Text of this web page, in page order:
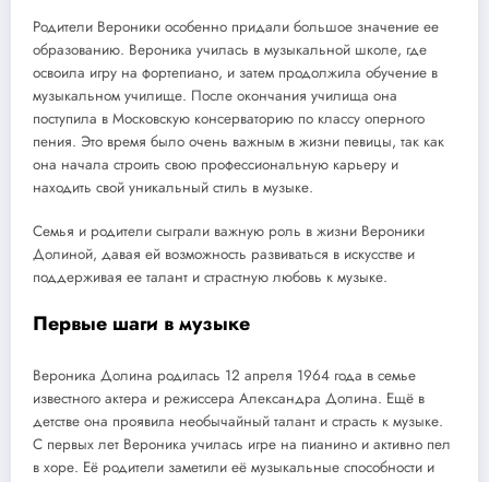
Родители Вероники особенно придали большое значение ее
образованию. Вероника училась в музыкальной школе, где
освоила игру на фортепиано, и затем продолжила обучение в
музыкальном училище. После окончания училища она
поступила в Московскую консерваторию по классу оперного
пения. Это время было очень важным в жизни певицы, так как
она начала строить свою профессиональную карьеру и
находить свой уникальный стиль в музыке.
Семья и родители сыграли важную роль в жизни Вероники
Долиной, давая ей возможность развиваться в искусстве и
поддерживая ее талант и страстную любовь к музыке.
Первые шаги в музыке
Вероника Долина родилась 12 апреля 1964 года в семье
известного актера и режиссера Александра Долина. Ещё в
детстве она проявила необычайный талант и страсть к музыке.
С первых лет Вероника училась игре на пианино и активно пел
в хоре. Её родители заметили её музыкальные способности и